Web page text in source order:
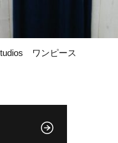
ワンピース